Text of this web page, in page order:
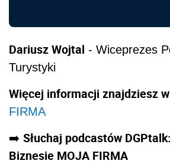
Dariusz Wojtal - Wiceprezes
Turystyki
Więcej informacji znajdziesz
FIRMA
➡ Słuchaj podcastów
Biznesie MOJA FIRMA